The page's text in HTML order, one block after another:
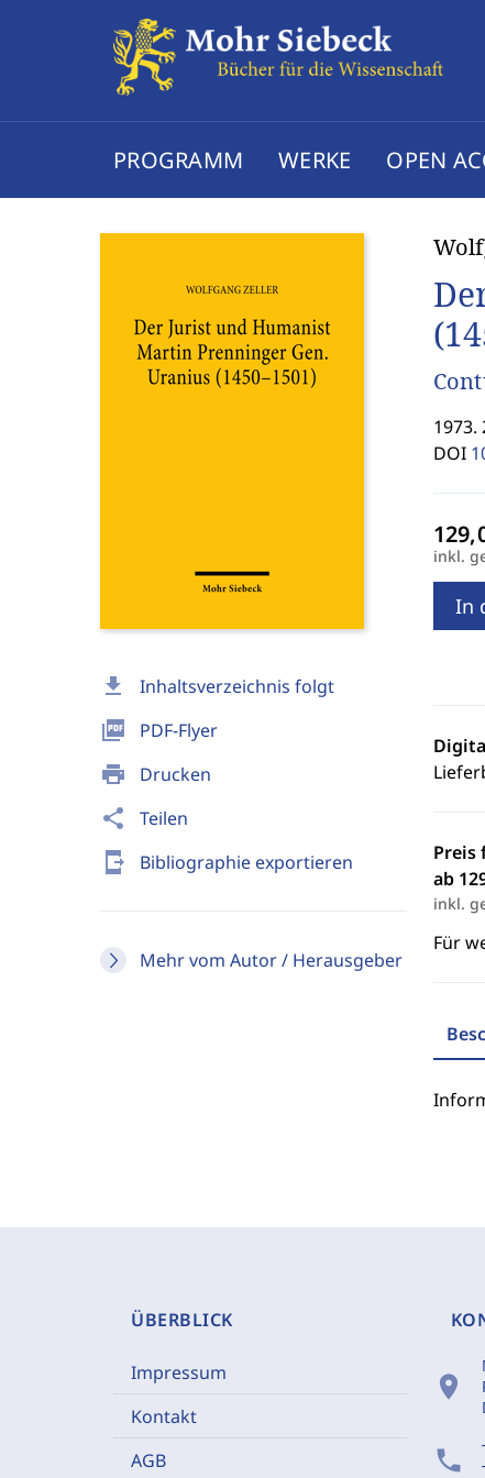
PROGRAMM WERKE OPEN
download Inhaltsverzeichnis folgt
picture_as_pdf PDF-Flyer
print Drucken
share Teilen
send_to_mobile Bibliographie exportieren
Mehr vom Autor / Herausgeber
1973.
DOI
inkl.
In
Preis
ab
inkl.
Für
ÜBERBLICK
Impressum
Kontakt
AGB
location_on
phone